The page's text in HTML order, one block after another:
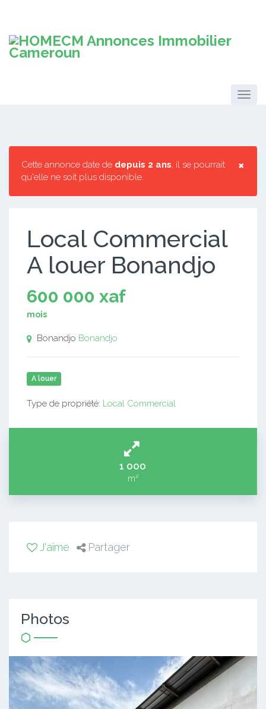
×
Cette annonce date de depuis 2 ans, il se pourrait
qu'elle ne soit plus disponible.
Local Commercial
A louer Bonandjo
600 000 xaf
mois
Bonandjo Bonandjo
A louer
Type de propriété: Local Commercial
1 000
m²
J'aime Partager
Photos